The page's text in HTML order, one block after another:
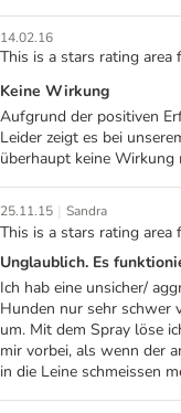
14.02.16
This is a stars rating area
Keine Wirkung
Aufgrund der positiven
Leider zeigt es bei
überhaupt keine Wirkung
25.11.15 | Sandra
This is a stars rating area
Unglaublich. Es
Ich hab eine unsicher/
Hunden nur sehr schwer
um. Mit dem Spray löse
mir vorbei, als wenn der
in die Leine schmeissen